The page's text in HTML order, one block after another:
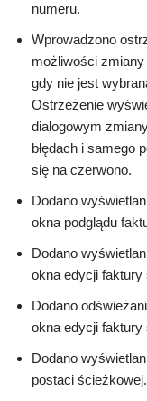
numeru.
Wprowadzono
możliwości
gdy nie jest
Ostrzeżenie
dialogowym
błędach i samego
się na czerwono.
Dodano
okna podglądu
Dodano
okna edycji faktury
Dodano
okna edycji
Dodano
postaci ścieżkowej.